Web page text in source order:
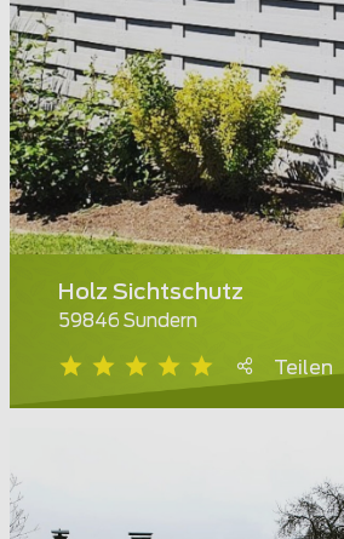
Holz Sichtschutz
59846 Sundern
Teilen